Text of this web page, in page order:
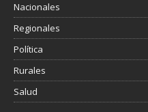
Nacionales
Regionales
Política
Rurales
Salud